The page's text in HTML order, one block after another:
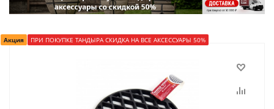
Акция ПРИ ПОКУПКЕ ТАНДЫРА СКИДКА НА ВСЕ АКСЕССУАРЫ 50%